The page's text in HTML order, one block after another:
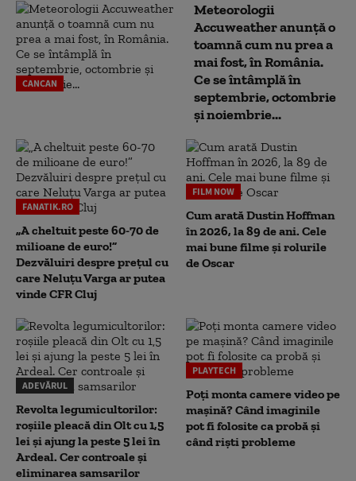
CANCAN
Meteorologii
Accuweather anunță o
toamnă cum nu prea a
mai fost, în România.
Ce se întâmplă în
septembrie, octombrie
și noiembrie...
FANATIK.RO
„A cheltuit peste 60-70 de
milioane de euro!”
Dezvăluiri despre prețul cu
care Neluțu Varga ar putea
vinde CFR Cluj
FILM NOW
Cum arată Dustin Hoffman
în 2026, la 89 de ani. Cele
mai bune filme și rolurile
de Oscar
ADEVĂRUL
Revolta legumicultorilor:
roșiile pleacă din Olt cu 1,5
lei și ajung la peste 5 lei în
Ardeal. Cer controale și
eliminarea samsarilor
PLAYTECH
Poți monta camere video pe
mașină? Când imaginile
pot fi folosite ca probă și
când riști probleme